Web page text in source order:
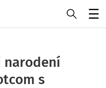
narodení
s